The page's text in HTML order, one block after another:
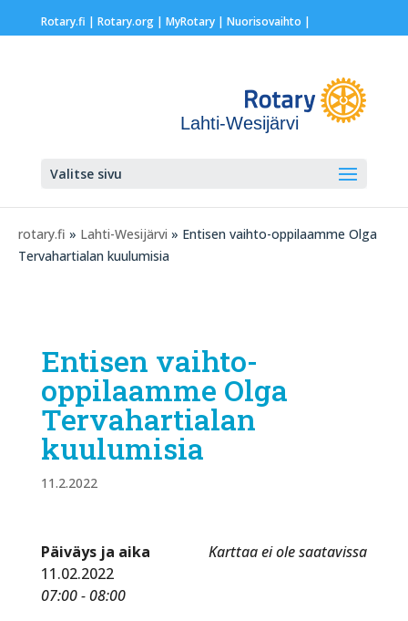
Rotary.fi | Rotary.org| MyRotary | Nuorisovaihto |
Lahti-Wesijärvi
Valitse sivu
rotary.fi » Lahti-Wesijärvi » Entisen vaihto-oppilaamme Olga
Tervahartialan kuulumisia
Entisen vaihto-
oppilaamme Olga
Tervahartialan
kuulumisia
11.2.2022
Karttaa ei ole saatavissa
Päiväys ja aika
11.02.2022
07:00 - 08:00